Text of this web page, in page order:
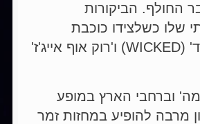
החולף. הביקורות
שלו כשלצידו כוכבת
בלונדית יפה ומוכשרת שכבר כיכבה על הבמה בהצלחה במחזות-הזמר 'ו'יקד' (WICKED) ו'רוק אוף אייג'ז'
וברחבי הארץ במופע
מרבה להופיע במחזות זמר